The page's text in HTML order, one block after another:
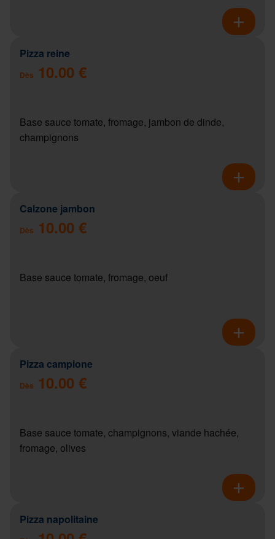
Pizza reine
Dès 10.00 €
Base sauce tomate, fromage, jambon de dinde,
champignons
Calzone jambon
Dès 10.00 €
Base sauce tomate, fromage, oeuf
Pizza campione
Dès 10.00 €
Base sauce tomate, champignons, viande hachée,
fromage, olives
Pizza napolitaine